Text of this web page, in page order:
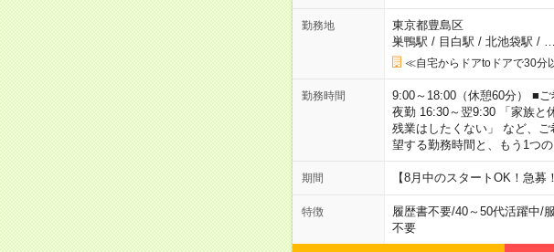
勤務地
東京都豊島区
巣鴨駅 / 目白駅 / 北池袋駅 /
≪自宅からドアtoドアで30分
勤務時間
9:00～18:00（休憩60分） ■
夜勤 16:30～翌9:30 「家族と
残業はしたくない」 など、
望する勤務時間と、もう1つ
期間 【8月中のスタートOK！急
特徴 履歴書不要/40～50代活躍中/
不要